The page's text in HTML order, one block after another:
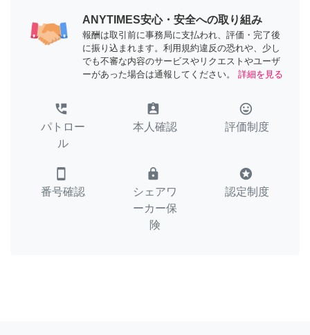
ANYTIMES安心・安全への取り組み
報酬は取引前に事務局に支払われ、評価・完了後
に振り込まれます。利用規約違反の恐れや、少し
でも不審な内容のサービスやリクエストやユーザ
ーがあった場合は通報してください。
詳細を見る
perm_phone_msg
パトロー
ル
assignment_ind
本人確認
tag_faces
評価制度
smartphone
番号確認
lock
シェアワ
ーカー保
険
stars
認定制度